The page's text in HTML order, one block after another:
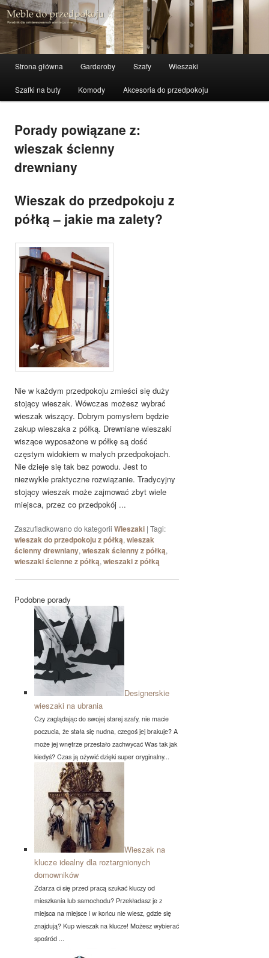
Meble do przedpokoju –
mebex.com.pl
Aranżacja przedpokoju, przedpokoje meble
Przeskocz do tekstu
Przeskocz do widgetów
Strona główna Garderoby Szafy Wieszaki
Szafki na buty Komody Akcesoria do przedpokoju
Porady powiązane z:
wieszak ścienny
drewniany
Wieszak do przedpokoju z
półką – jakie ma zalety?
Nie w każdym przedpokoju zmieści się duży
stojący wieszak. Wówczas możesz wybrać
wieszak wiszący. Dobrym pomysłem będzie
zakup wieszaka z półką. Drewniane wieszaki
wiszące wyposażone w półkę są dość
częstym widokiem w małych przedpokojach.
Nie dzieje się tak bez powodu. Jest to
niezwykle praktyczne rozwiązanie. Tradycyjny
stojący wieszak może zajmować zbyt wiele
miejsca, przez co przedpokój ...
Zaszufladkowano do kategorii Wieszaki |Tagi:
wieszak do przedpokoju z półką,wieszak
ścienny drewniany,wieszak ścienny z półką,
wieszaki ścienne z półką,wieszaki z półką
Podobne porady
Designerskie
wieszaki na ubrania
Czy zaglądając do swojej starej szafy, nie macie
poczucia, że stała się nudna, czegoś jej brakuje? A
może jej wnętrze przestało zachwycać Was tak jak
kiedyś? Czas ją ożywić dzięki super oryginalny...
Wieszak na
klucze idealny dla roztargnionych
domowników
Zdarza ci się przed pracą szukać kluczy od
mieszkania lub samochodu? Przekładasz je z
miejsca na miejsce i w końcu nie wiesz, gdzie się
znajdują? Kup wieszak na klucze! Możesz wybierać
spośród ...